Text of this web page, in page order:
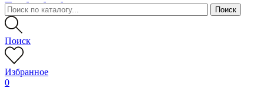
Поиск
Избранное
0